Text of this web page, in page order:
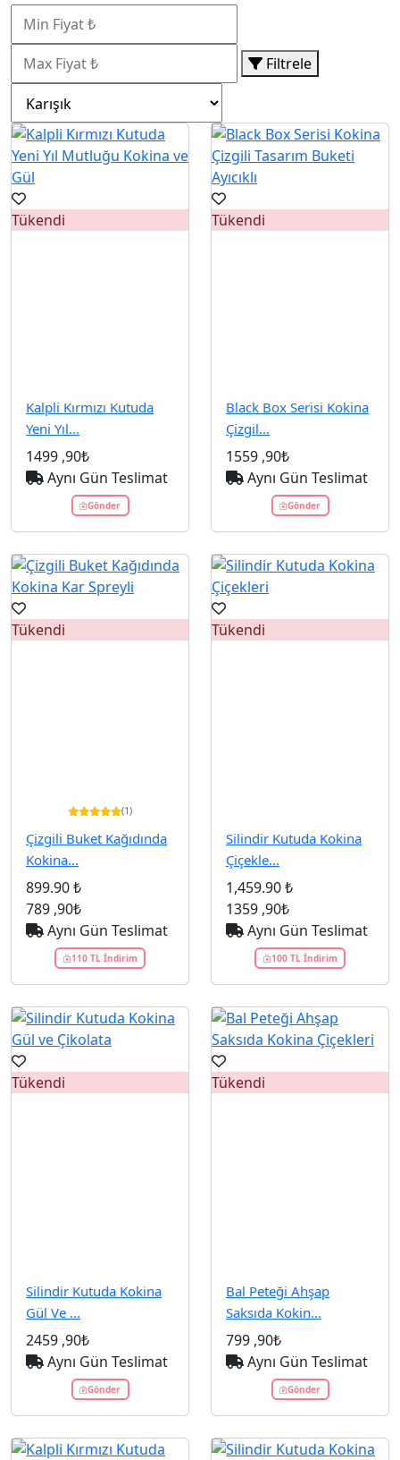
Filtrele
Tükendi
Kalpli Kırmızı Kutuda
Yeni Yıl...
1499 ,90₺
Aynı Gün Teslimat
Gönder
Tükendi
Black Box Serisi Kokina
Çizgil...
1559 ,90₺
Aynı Gün Teslimat
Gönder
Tükendi
(1)
Çizgili Buket Kağıdında
Kokina...
899.90 ₺
789 ,90₺
Aynı Gün Teslimat
110 TL İndirim
Tükendi
Silindir Kutuda Kokina
Çiçekle...
1,459.90 ₺
1359 ,90₺
Aynı Gün Teslimat
100 TL İndirim
Tükendi
Silindir Kutuda Kokina
Gül Ve ...
2459 ,90₺
Aynı Gün Teslimat
Gönder
Tükendi
Bal Peteği Ahşap
Saksıda Kokin...
799 ,90₺
Aynı Gün Teslimat
Gönder